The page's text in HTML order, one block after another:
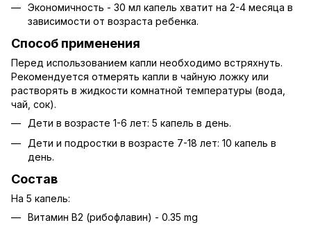
Экономичность - 30 мл капель хватит на 2-4 месяца в
зависимости от возраста ребенка.
Способ применения
Перед использованием капли необходимо встряхнуть.
Рекомендуется отмерять капли в чайную ложку или
растворять в жидкости комнатной температуры (вода,
чай, сок).
Дети в возрасте 1-6 лет: 5 капель в день.
Дети и подростки в возрасте 7-18 лет: 10 капель в
день.
Состав
На 5 капель:
Витамин B2 (рибофлавин) - 0.35 mg